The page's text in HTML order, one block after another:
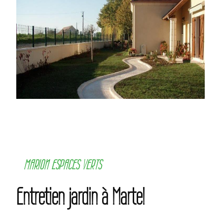
MARION ESPACES VERTS
Entretien jardin à Martel